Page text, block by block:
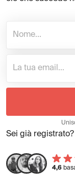
Sei già registrato?
4,6